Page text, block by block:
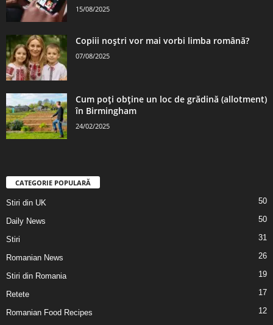
15/08/2025
Copiii noștri vor mai vorbi limba română?
07/08/2025
Cum poți obține un loc de grădină (allotment)
în Birmingham
24/02/2025
CATEGORIE POPULARĂ
Stiri din UK 50
Daily News 50
Stiri 31
Romanian News 26
Stiri din Romania 19
Retete 17
Romanian Food Recipes 12